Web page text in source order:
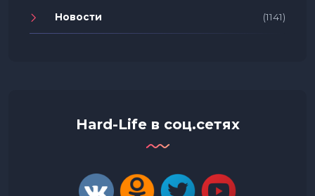
Новости (1141)
Hard-Life в соц.сетях